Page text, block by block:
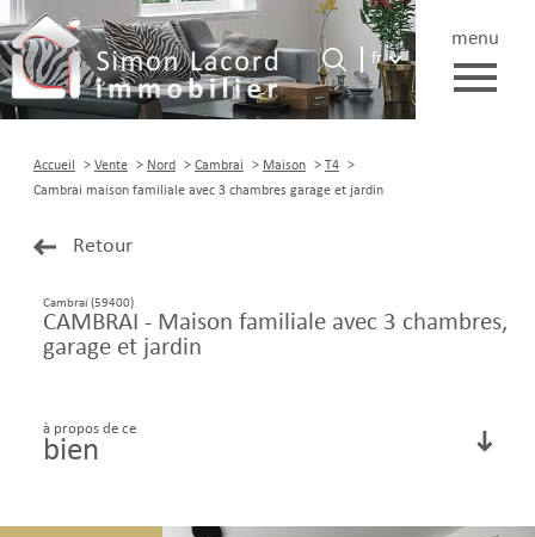
menu
Langue
fr
Accueil
0 Langue
fr
Accueil Vente Nord Cambrai Maison
T4
Cambrai maison familiale avec 3 chambres garage et jardin
Retour
Cambrai (59400)
CAMBRAI - Maison familiale avec 3 chambres,
garage et jardin
à propos de ce
bien